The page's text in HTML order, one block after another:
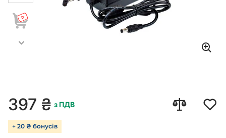
397 ₴ з ПДВ
+ 20 ₴ бонусів